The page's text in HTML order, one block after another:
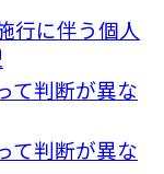
行に伴う個人
て判断が異な
て判断が異な